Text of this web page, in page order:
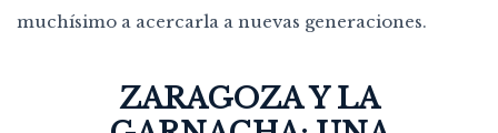
muchísimo a acercarla a nuevas generaciones.
ZARAGOZA Y LA